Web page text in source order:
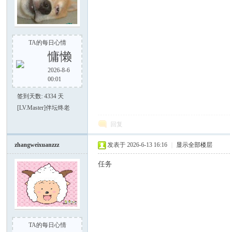
之
TA的每日心情
慵懒
2026-8-6
00:01
签到天数: 4334 天
[LV.Master]伴坛终老
回复
zhangweixuanzzz
TA的每日心情
发表于 2026-6-13 16:16 显示全部楼层
任务